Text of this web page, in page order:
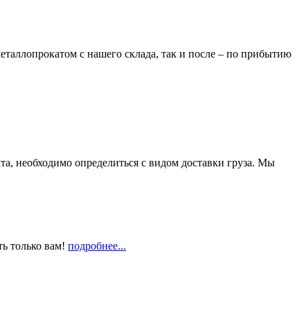
с нашего склада, так и после – по прибытию
необходимо определиться с видом доставки груза. Мы
только вам! подробнее...